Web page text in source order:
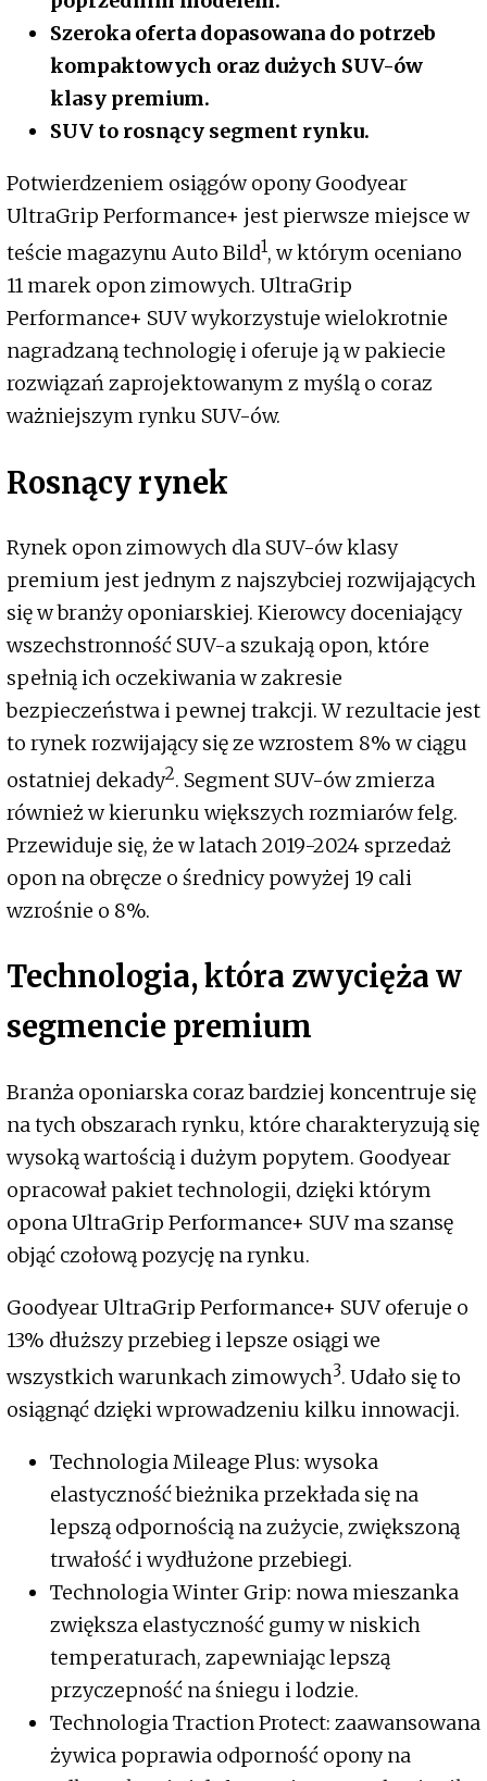
Szeroka oferta dopasowana do potrzeb
kompaktowych oraz dużych SUV-ów
klasy premium.
SUV to rosnący segment rynku.
Potwierdzeniem osiągów opony Goodyear
UltraGrip Performance+ jest pierwsze miejsce w
teście magazynu Auto Bild1, w którym oceniano
11 marek opon zimowych. UltraGrip
Performance+ SUV wykorzystuje wielokrotnie
nagradzaną technologię i oferuje ją w pakiecie
rozwiązań zaprojektowanym z myślą o coraz
ważniejszym rynku SUV-ów.
Rosnący rynek
Rynek opon zimowych dla SUV-ów klasy
premium jest jednym z najszybciej rozwijających
się w branży oponiarskiej. Kierowcy doceniający
wszechstronność SUV-a szukają opon, które
spełnią ich oczekiwania w zakresie
bezpieczeństwa i pewnej trakcji. W rezultacie jest
to rynek rozwijający się ze wzrostem 8% w ciągu
ostatniej dekady2. Segment SUV-ów zmierza
również w kierunku większych rozmiarów felg.
Przewiduje się, że w latach 2019-2024 sprzedaż
opon na obręcze o średnicy powyżej 19 cali
wzrośnie o 8%.
Technologia, która zwycięża w
segmencie premium
Branża oponiarska coraz bardziej koncentruje się
na tych obszarach rynku, które charakteryzują się
wysoką wartością i dużym popytem. Goodyear
opracował pakiet technologii, dzięki którym
opona UltraGrip Performance+ SUV ma szansę
objąć czołową pozycję na rynku.
Goodyear UltraGrip Performance+ SUV oferuje o
13% dłuższy przebieg i lepsze osiągi we
wszystkich warunkach zimowych3. Udało się to
osiągnąć dzięki wprowadzeniu kilku innowacji.
Technologia Mileage Plus: wysoka
elastyczność bieżnika przekłada się na
lepszą odpornością na zużycie, zwiększoną
trwałość i wydłużone przebiegi.
Technologia Winter Grip: nowa mieszanka
zwiększa elastyczność gumy w niskich
temperaturach, zapewniając lepszą
przyczepność na śniegu i lodzie.
Technologia Traction Protect: zaawansowana
żywica poprawia odporność opony na